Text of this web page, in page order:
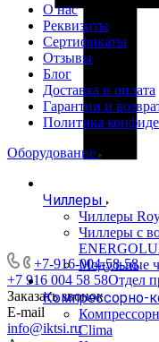
+7-916-004-58-58
+7 916 004 58 58Отдел
Заказать звонок
E-mail
info@iktsi.ru
О нас
Реквизиты
Сертификаты
Отзывы
Блог
Доставка и оплата
Гарантии и
Политика
Оборудование
Чиллеры
Чиллеры
Чиллеры с
Модульные
Компрессорно-
Clima